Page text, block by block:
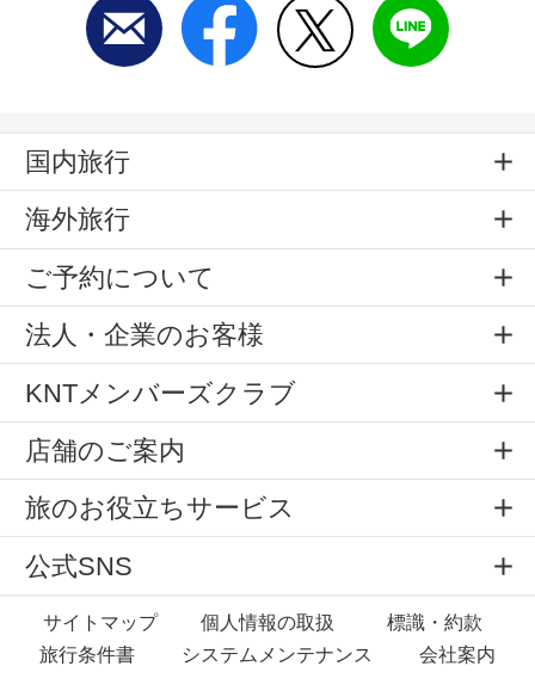
国内旅行
海外旅行
ご予約について
法人・企業のお客様
KNTメンバーズクラブ
店舗のご案内
旅のお役立ちサービス
公式SNS
サイトマップ 個人情報の取扱
標識・約款
旅行条件書
システムメンテナンス 会社案内